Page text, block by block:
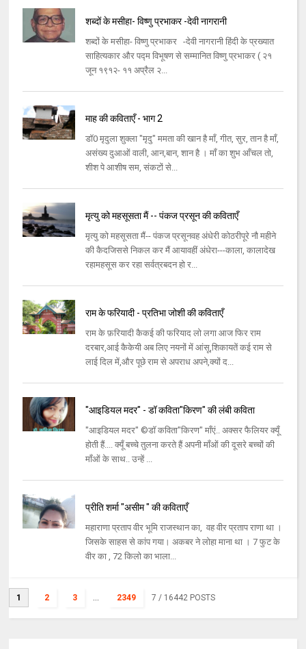
शब्दों के मसीहा- विष्णु प्रभाकर -देवी नागरानी
शब्दों के मसीहा- विष्णु प्रभाकर -देवी नागरानी हिंदी के प्रख्यात
साहित्यकार और पद्म विभूषण से सम्मानित विष्णु प्रभाकर ( २१
जून १९१२- ११ अप्रैल २...
माह की कविताएँ - भाग 2
डॉ0 मृदुला शुक्ला "मृदु" ममता की खान है माँ, गीत, सुर, तान है माँ,
असंख्य दुआओं वाली, आन,बान, शान है । माँ का शुभ आँचल तो,
शीश पे आशीष सम, संकटों से...
मृत्यु को महसूसता मैं -- पंकज प्रसून की कविताएँ
मृत्यु को महसूसता मैं-- पंकज प्रसूनवह अंधेरी कोठरीपूरे नौ महीने
की कैदजिससे निकल कर मैं आयावहीं अंधेरा---काला, कालादेख
रहामहसूस कर रहा सर्वत्रबदन हो र...
राम के फरियादी - प्रतिभा जोशी की कविताएँ
राम के फ़रियादी कैकई की फरियाद लो लगा आज फिर राम
दरबार,आई कैकेयी अब लिए नयनों में आंसू,शिकायतें कई राम से
लाई दिल में,और पूछे राम से अपराध अपने,क्यों द...
"आइडियल मदर" - डॉ कविता"किरण" की लंबी कविता
"आइडियल मदर" ©डॉ कविता"किरण" माँएं.. अक्सर फैलियर क्यूँ
होती हैं.... क्यूँ बच्चे तुलना करते हैं अपनी माँओं की दूसरे बच्चों की
माँओं के साथ.. उन्हें ...
प्रीति शर्मा "असीम " की कविताएँ
महाराणा प्रताप वीर भूमि राजस्थान का, वह वीर प्रताप राणा था ।
जिसके साहस से कांप गया। अकबर ने लोहा माना था । 7 फुट के
वीर का , 72 किलो का भाला...
1 2 3 ... 2349 7 / 16442 POSTS